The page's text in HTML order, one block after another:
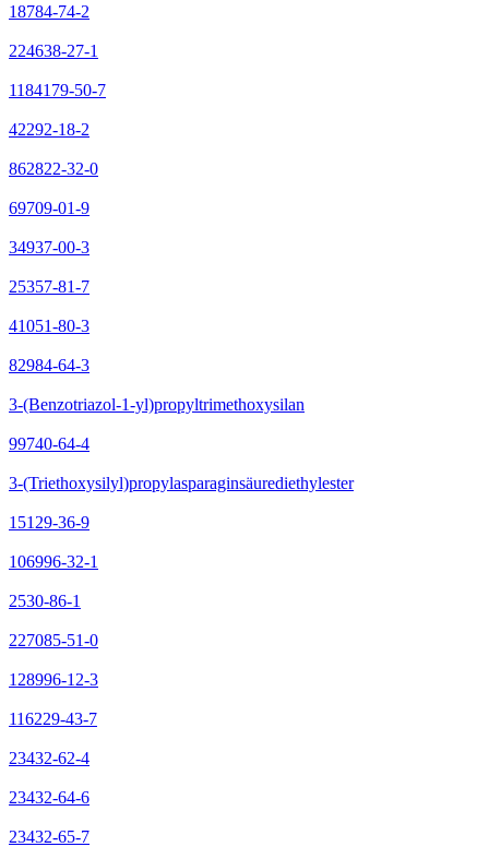
18784-74-2
224638-27-1
1184179-50-7
42292-18-2
862822-32-0
69709-01-9
34937-00-3
25357-81-7
41051-80-3
82984-64-3
3-(Benzotriazol-1-yl)propyltrimethoxysilan
99740-64-4
3-(Triethoxysilyl)propylasparaginsäurediethylester
15129-36-9
106996-32-1
2530-86-1
227085-51-0
128996-12-3
116229-43-7
23432-62-4
23432-64-6
23432-65-7